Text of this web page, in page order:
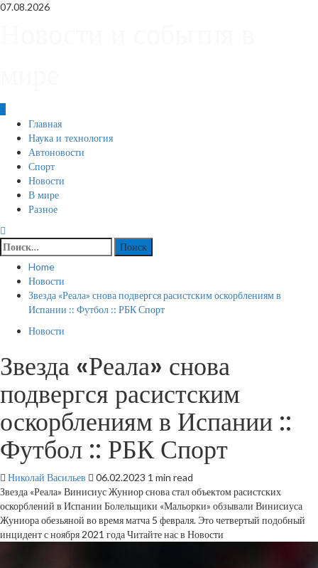
Skip
07.08.2026
Primary
Menu
Главная
Наука и технология
Автоновости
Спорт
Новости
В мире
Разное
Найти:
Home
Новости
Звезда «Реала» снова подвергся расистским оскорблениям в
Испании :: Футбол :: РБК Спорт
Новости
Звезда «Реала» снова
подвергся расистским
оскорблениям в Испании ::
Футбол :: РБК Спорт
Николай Васильев 06.02.2023 1 min read
Звезда «Реала» Винисиус Жуниор снова стал объектом расистских
оскорблений в Испании Болельщики «Мальорки» обзывали Винисиуса
Жуниора обезьяной во время матча 5 февраля. Это четвертый подобный
инцидент с ноября 2021 годаЧитайте нас в Новости